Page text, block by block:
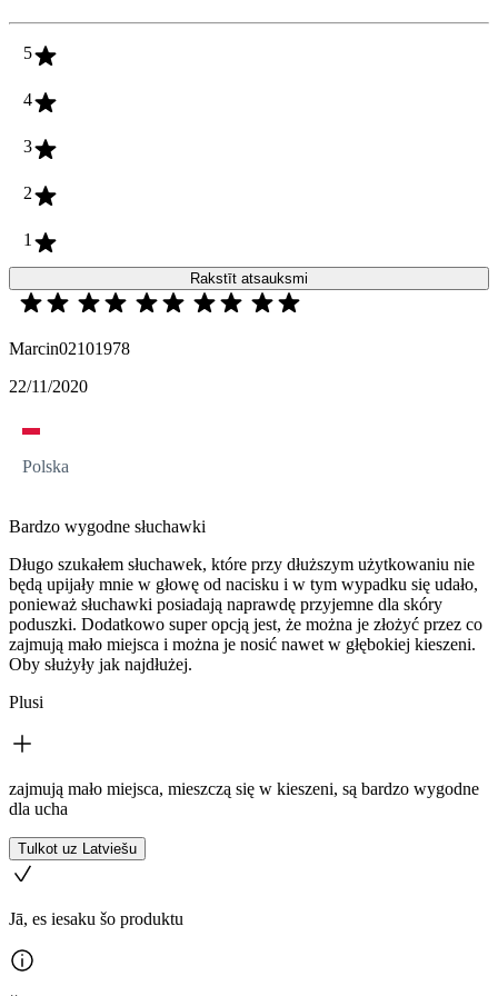
5
4
3
2
1
Rakstīt atsauksmi
Marcin02101978
22/11/2020
Polska
Bardzo wygodne słuchawki
Długo szukałem słuchawek, które przy dłuższym użytkowaniu nie
będą upijały mnie w głowę od nacisku i w tym wypadku się udało,
ponieważ słuchawki posiadają naprawdę przyjemne dla skóry
poduszki. Dodatkowo super opcją jest, że można je złożyć przez co
zajmują mało miejsca i można je nosić nawet w głębokiej kieszeni.
Oby służyły jak najdłużej.
Plusi
zajmują mało miejsca, mieszczą się w kieszeni, są bardzo wygodne
dla ucha
Tulkot uz Latviešu
Jā, es iesaku šo produktu